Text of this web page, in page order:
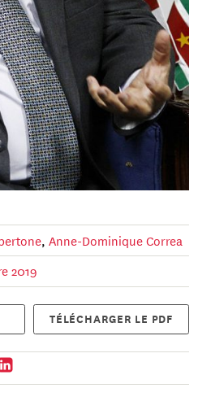
, Anne-Dominique Correa
2019
TÉLÉCHARGER LE PDF